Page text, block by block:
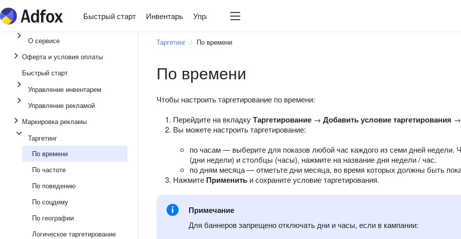
Быстрый старт Инвентарь Управление рекламой
О сервисе
Оферта и условия оплаты
Быстрый старт
Управление инвентарем
Управление рекламой
Маркировка рекламы
Таргетинг
По времени
По частоте
По поведению
По соцдему
По географии
Логическое таргетирование
Таргетинг По времени
По времени
Чтобы настроить таргетирование по времени:
Перейдите на вкладкуТаргетирование → Добавить условие таргетирования →
Вы можете настроить таргетирование:
по часам — выберите для показов любой час каждого из семи дней недели.
(дни недели) и столбцы (часы), нажмите на название дня недели / час.
по дням месяца — отметьте дни месяца, во время которых должны быть
Нажмите Применить и сохраните условие таргетирования.
Примечание
Для баннеров запрещено отключать дни и часы, если в кампании: